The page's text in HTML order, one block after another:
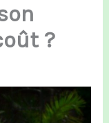
?